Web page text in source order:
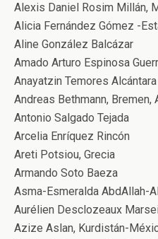
Alexis Daniel Rosim Millán,
Alicia Fernández Gómez -
Aline González Balcázar
Amado Arturo Espinosa
Anayatzin Temores Alcántara
Andreas Bethmann, Bremen,
Antonio Salgado Tejada
Arcelia Enríquez Rincón
Areti Potsiou, Grecia
Armando Soto Baeza
Asma-Esmeralda AbdAllah-
Aurélien Desclozeaux
Azize Aslan, Kurdistán-